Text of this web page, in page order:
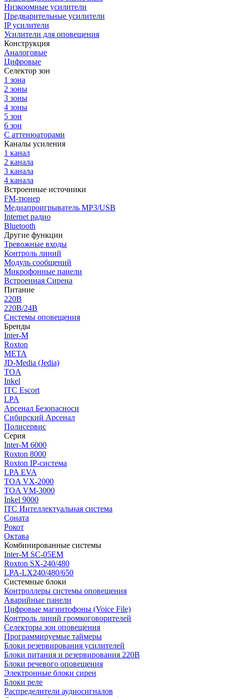
Низкоомные усилители
Предварительные усилители
IP усилители
Усилители для оповещения
Конструкция
Аналоговые
Цифровые
Селектор зон
1 зона
2 зоны
3 зоны
4 зоны
5 зон
6 зон
С аттенюаторами
Каналы усиления
1 канал
2 канала
3 канала
4 канала
Встроенные источники
FM-тюнер
Медиапроигрыватель MP3/USB
Internet радио
Bluetooth
Другие функции
Тревожные входы
Контроль линий
Модуль сообщений
Микрофонные панели
Встроенная Сирена
Питание
220В
220В/24В
Системы оповещения
Бренды
Inter-M
Roxton
МЕТА
JD-Media (Jedia)
TOA
Inkel
ITC Escort
LPA
Арсенал Безопасноси
Сибирский Арсенал
Полисервис
Серия
Inter-M 6000
Roxton 8000
Roxton IP-система
LPA EVA
TOA VX-2000
TOA VM-3000
Inkel 9000
ITC Интеллектуальная система
Соната
Рокот
Октава
Комбинированные системы
Inter-M SC-05EM
Roxton SX-240/480
LPA-LX240/480/650
Системные блоки
Контроллеры системы оповещения
Аварийные панели
Цифровые магнитофоны (Voice File)
Контроль линий громкоговорителей
Селекторы зон оповещения
Программируемые таймеры
Блоки резервирования усилителей
Блоки питания и резервирования 220В
Блоки речевого оповещения
Электронные блоки сирен
Блоки реле
Распределители аудиосигналов